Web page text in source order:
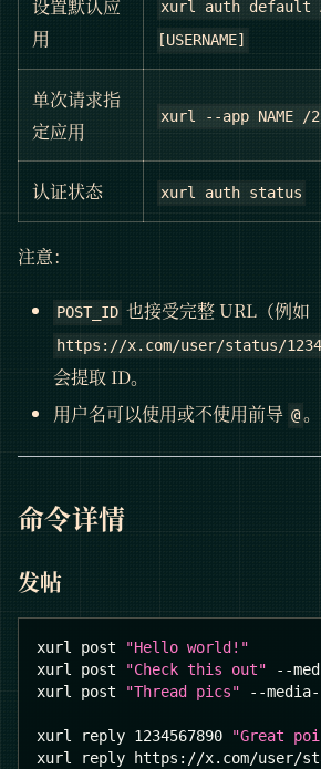
设置默认应
用
xurl auth default
[USERNAME]
单次请求指
定应用
xurl --app NAME /
认证状态 xurl auth status
注意：
POST_ID 也接受完整 URL（例如
https://x.com/user/status/
会提取 ID。
用户名可以使用或不使用前导 @ 。
命令详情
发帖
xurl post
"Hello world!"
xurl post
"Check this out" --
xurl post
"Thread pics" --
xurl reply 1234567890
"Great
xurl reply https://x.com/user/